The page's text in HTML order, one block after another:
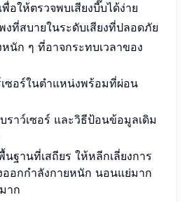
พื่อให้ตรวจพบเสียงบี๊บได้ง่าย
ที่สบายในระดับเสียงที่ปลอดภัย
นัก ๆ ที่อาจกระทบเวลาของ
เซอร์ในตำแหน่งพร้อมที่ผ่อน
ราว์เซอร์ และวิธีป้อนข้อมูลเดิม
ฐานที่เสถียร ให้หลีกเลี่ยงการ
อกกำลังกายหนัก นอนแย่มาก
าก